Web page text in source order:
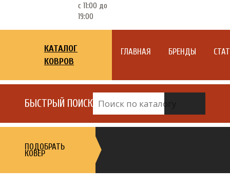
с 11:00 до
19:00
КАТАЛОГ
КОВРОВ
ГЛАВНАЯ БРЕНДЫ
БЫСТРЫЙ ПОИСК
ПОДОБРАТЬ
КОВЕР